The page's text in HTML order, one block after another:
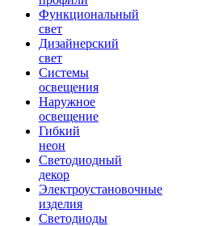
Функциональный
свет
Дизайнерский
свет
Системы
освещения
Наружное
освещение
Гибкий
неон
Светодиодный
декор
Электроустановочные
изделия
Светодиоды